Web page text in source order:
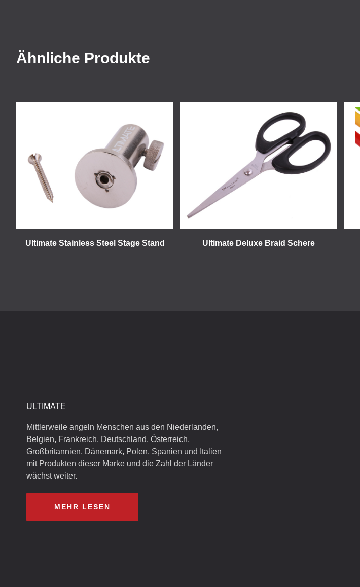
Ähnliche Produkte
Ultimate Stainless Steel Stage Stand Ultimate Deluxe Braid Schere
ULTIMATE
Mittlerweile angeln Menschen aus den Niederlanden,
Belgien, Frankreich, Deutschland, Österreich,
Großbritannien, Dänemark, Polen, Spanien und Italien
mit Produkten dieser Marke und die Zahl der Länder
wächst weiter.
MEHR LESEN